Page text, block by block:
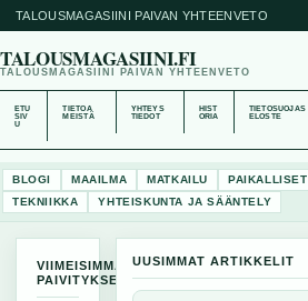
TALOUSMAGASIINI PAIVAN YHTEENVETO
TALOUSMAGASIINI.FI
TALOUSMAGASIINI PAIVAN YHTEENVETO
ETU
SIV
U
TIETOA
MEISTÄ
YHTEYS
TIEDOT
HIST
ORIA
TIETOSUOJAS
ELOSTE
BLOGI MAAILMA MATKAILU PAIKALLISET
TEKNIIKKA
YHTEISKUNTA JA SÄÄNTELY
VIIMEISIMMAT
PAIVITYKSET
UUSIMMAT ARTIKKELIT